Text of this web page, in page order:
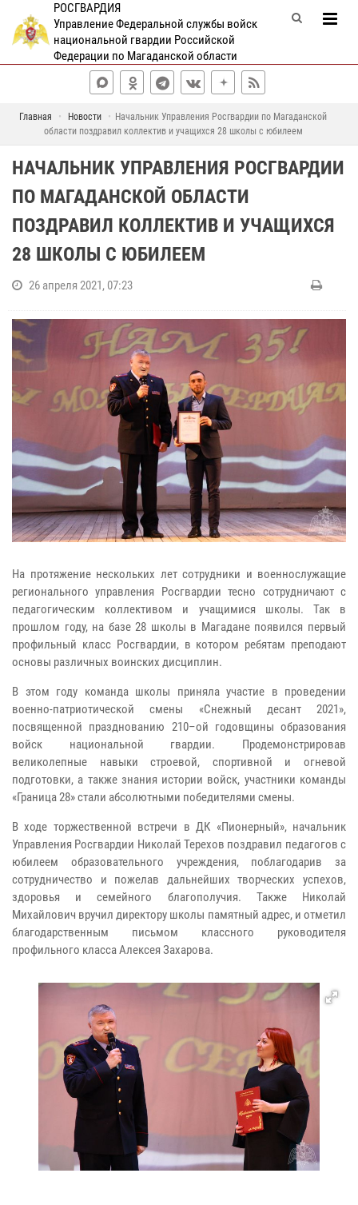
РОСГВАРДИЯ
Управление Федеральной службы войск
национальной гвардии Российской
Федерации по Магаданской области
Главная Новости
Начальник Управления Росгвардии по Магаданской
области поздравил коллектив и учащихся 28 школы с юбилеем
НАЧАЛЬНИК УПРАВЛЕНИЯ РОСГВАРДИИ
ПО МАГАДАНСКОЙ ОБЛАСТИ
ПОЗДРАВИЛ КОЛЛЕКТИВ И УЧАЩИХСЯ
28 ШКОЛЫ С ЮБИЛЕЕМ
26 апреля 2021, 07:23
На протяжение нескольких лет сотрудники и военнослужащие
регионального управления Росгвардии тесно сотрудничают с
педагогическим коллективом и учащимися школы. Так в
прошлом году, на базе 28 школы в Магадане появился первый
профильный класс Росгвардии, в котором ребятам преподают
основы различных воинских дисциплин.
В этом году команда школы приняла участие в проведении
военно-патриотической смены «Снежный десант 2021»,
посвященной празднованию 210–ой годовщины образования
войск национальной гвардии. Продемонстрировав
великолепные навыки строевой, спортивной и огневой
подготовки, а также знания истории войск, участники команды
«Граница 28» стали абсолютными победителями смены.
В ходе торжественной встречи в ДК «Пионерный», начальник
Управления Росгвардии Николай Терехов поздравил педагогов с
юбилеем образовательного учреждения, поблагодарив за
сотрудничество и пожелав дальнейших творческих успехов,
здоровья и семейного благополучия. Также Николай
Михайлович вручил директору школы памятный адрес, и отметил
благодарственным письмом классного руководителя
профильного класса Алексея Захарова.